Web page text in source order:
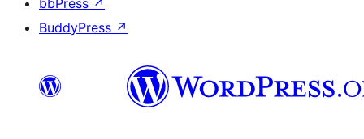
BuddyPress ↗